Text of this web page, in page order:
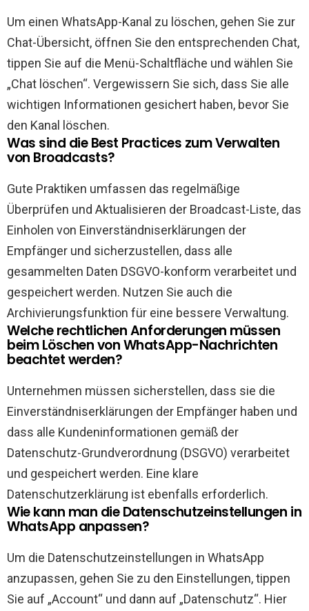
Um einen WhatsApp-Kanal zu löschen, gehen Sie zur
Chat-Übersicht, öffnen Sie den entsprechenden Chat,
tippen Sie auf die Menü-Schaltfläche und wählen Sie
„Chat löschen“. Vergewissern Sie sich, dass Sie alle
wichtigen Informationen gesichert haben, bevor Sie
den Kanal löschen.
Was sind die Best Practices zum Verwalten
von Broadcasts?
Gute Praktiken umfassen das regelmäßige
Überprüfen und Aktualisieren der Broadcast-Liste, das
Einholen von Einverständniserklärungen der
Empfänger und sicherzustellen, dass alle
gesammelten Daten DSGVO-konform verarbeitet und
gespeichert werden. Nutzen Sie auch die
Archivierungsfunktion für eine bessere Verwaltung.
Welche rechtlichen Anforderungen müssen
beim Löschen von WhatsApp-Nachrichten
beachtet werden?
Unternehmen müssen sicherstellen, dass sie die
Einverständniserklärungen der Empfänger haben und
dass alle Kundeninformationen gemäß der
Datenschutz-Grundverordnung (DSGVO) verarbeitet
und gespeichert werden. Eine klare
Datenschutzerklärung ist ebenfalls erforderlich.
Wie kann man die Datenschutzeinstellungen in
WhatsApp anpassen?
Um die Datenschutzeinstellungen in WhatsApp
anzupassen, gehen Sie zu den Einstellungen, tippen
Sie auf „Account“ und dann auf „Datenschutz“. Hier